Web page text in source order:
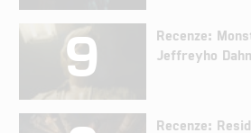
9
Recenze:
Jeffreyho
Recenze: